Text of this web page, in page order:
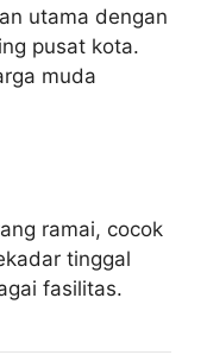
utama dengan
pusat kota.
muda
ramai, cocok
tinggal
fasilitas.